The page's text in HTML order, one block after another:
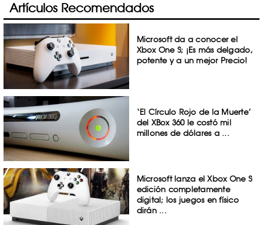
Artículos Recomendados
Microsoft da a conocer el
Xbox One S; ¡Es más delgado,
potente y a un mejor Precio!
‘El Círculo Rojo de la Muerte’
del XBox 360 le costó mil
millones de dólares a ...
Microsoft lanza el Xbox One S
edición completamente
digital; los juegos en físico
dirán ...